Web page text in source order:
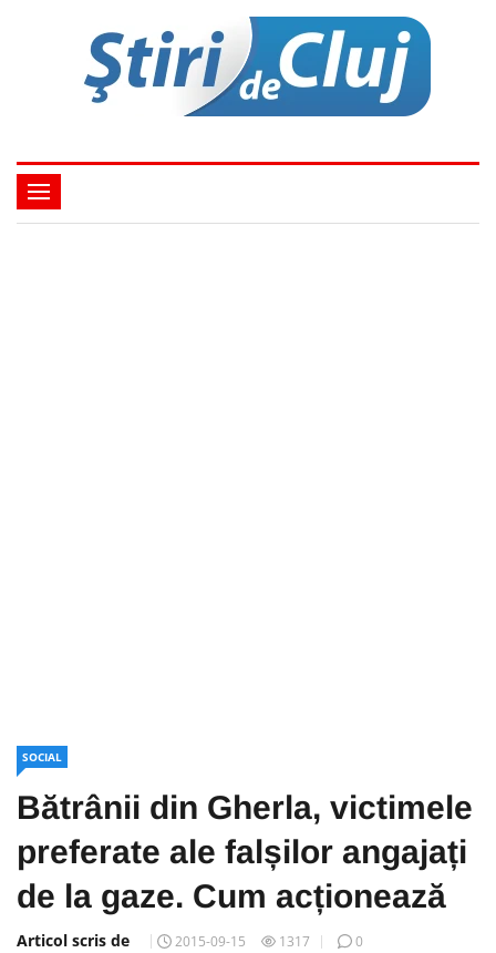
SOCIAL
Bătrânii din Gherla, victimele
preferate ale falșilor angajați
de la gaze. Cum acționează
Articol scris de 2015-09-15 1317 0